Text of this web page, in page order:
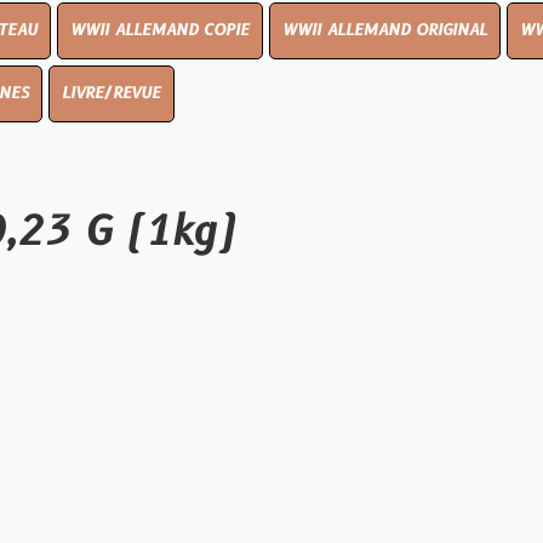
ALLEMAND COPIE WWII ALLEMAND ORIGINAL WWII UK
(1kg)